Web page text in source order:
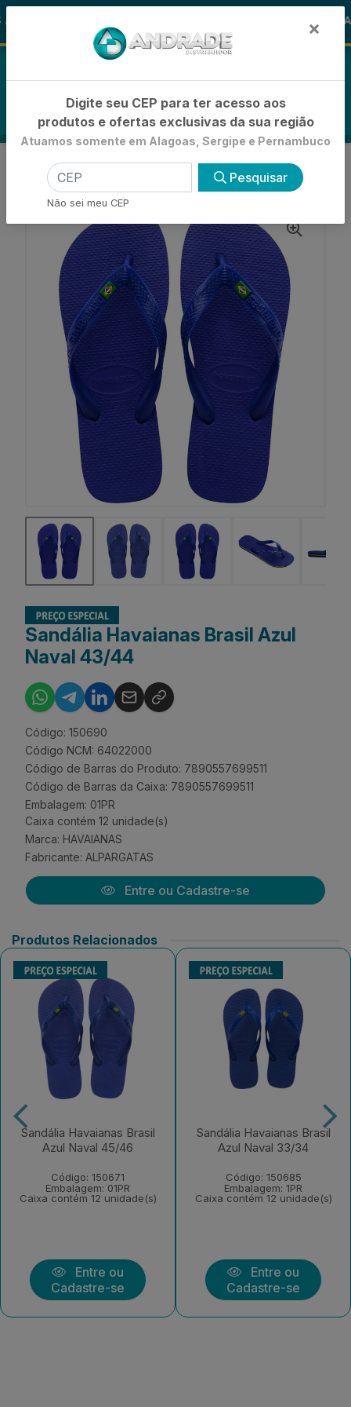
🪞
INÍCIO BÁSICA
BRASIL
SANDÁLIA HAVAIANAS BRASIL AZUL NAVAL 43/44
Sandália Havaianas Brasil Azul
Naval 43/44
Código: 150690
Código NCM: 64022000
Código de Barras do Produto: 7890557699511
Código de Barras da Caixa: 7890557699511
Embalagem: 01PR
Caixa contém 12 unidade(s)
Marca: HAVAIANAS
Fabricante: ALPARGATAS
Entre ou Cadastre-se
Produtos Relacionados
Sandália Havaianas Brasil
Azul Naval 45/46
Código: 150671
Embalagem: 01PR
Caixa contém 12 unidade(s)
Entre ou
Cadastre-se
Sandália Havaianas Brasil
Azul Naval 33/34
Código: 150685
Embalagem: 1PR
Caixa contém 12 unidade(s)
Entre ou
Cadastre-se
×
Digite seu CEP para ter acesso aos
produtos e ofertas exclusivas da sua região
Atuamos somente em Alagoas, Sergipe e Pernambuco
Pesquisar
Não sei meu CEP